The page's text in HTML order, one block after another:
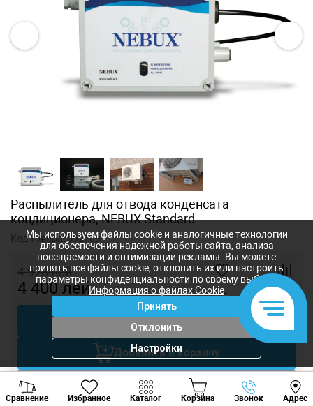
Распылитель для отвода конденсата
кондиционера, NEBUX Standard
Код товара:592109
4 928лей
4 400лей - +
Купить в 1 клик
Добавить в корзину
Торговаться
Сравнение Избранное Каталог Корзина Звонок Адрес
Viber Whatsapp
Мы используем файлы cookie и аналогичные технологии
для обеспечения надежной работы сайта, анализа
посещаемости и оптимизации рекламы. Вы можете
принять все файлы cookie, отклонить их или настроить
параметры конфиденциальности по своему выбору.
Информация о файлах Cookie
Принять
Отклонить
Настройки